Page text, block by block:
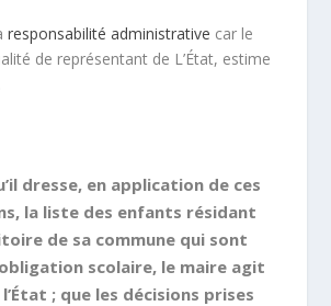
responsabilité administrative car le
de représentant de L’État, estime
dresse, en application de ces
la liste des enfants résidant
de sa commune qui sont
scolaire, le maire agit
; que les décisions prises